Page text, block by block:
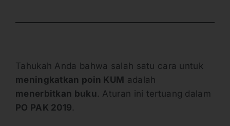
Tahukah Anda bahwa salah satu cara untuk
meningkatkan poin KUM adalah
menerbitkan buku . Aturan ini tertuang dalam
PO PAK 2019.